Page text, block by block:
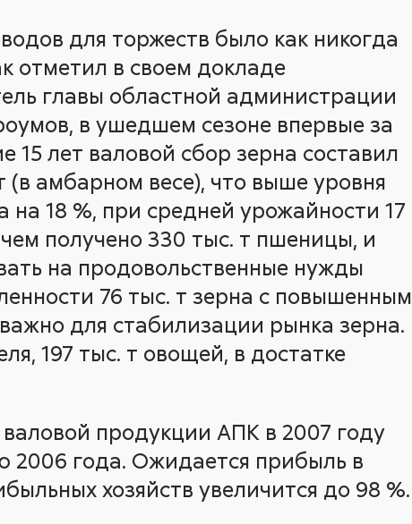
для торжеств было как никогда
отметил в своем докладе
главы областной администрации
в ушедшем сезоне впервые за
15 лет валовой сбор зерна составил
(в амбарном весе), что выше уровня
на 18 %, при средней урожайности 17
получено 330 тыс. т пшеницы, и
на продовольственные нужды
76 тыс. т зерна с повышенным
для стабилизации рынка зерна.
197 тыс. т овощей, в достатке
продукции АПК в 2007 году
2006 года. Ожидается прибыль в
хозяйств увеличится до 98 %.